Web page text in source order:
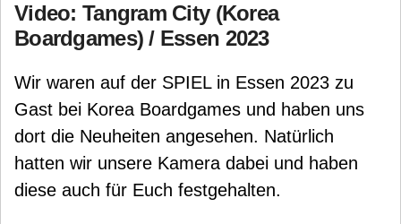
Video: Tangram City (Korea
Boardgames) / Essen 2023
Wir waren auf der SPIEL in Essen 2023 zu
Gast bei Korea Boardgames und haben uns
dort die Neuheiten angesehen. Natürlich
hatten wir unsere Kamera dabei und haben
diese auch für Euch festgehalten.